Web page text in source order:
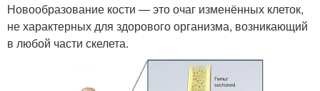
Новообразование кости — это очаг изменённых клеток,
не характерных для здорового организма, возникающий
в любой части скелета.